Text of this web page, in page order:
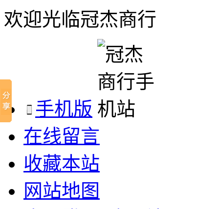
欢迎光临冠杰商行
手机版
在线留言
收藏本站
网站地图